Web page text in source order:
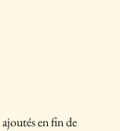
en fin de